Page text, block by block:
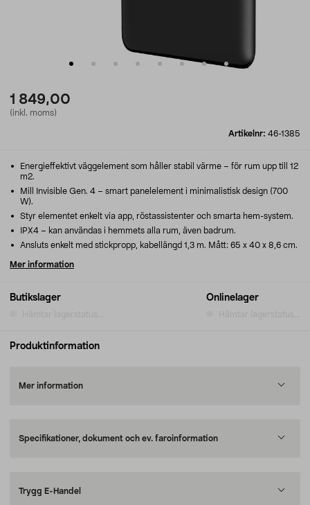
1 849,00
(inkl. moms)
Artikelnr: 46-1385
Butikslager Onlinelager
Energieffektivt väggelement som håller stabil värme – för rum upp till 12
m2.
Mill Invisible Gen. 4 – smart panelelement i minimalistisk design (700
W).
Styr elementet enkelt via app, röstassistenter och smarta hem-system.
IPX4 – kan användas i hemmets alla rum, även badrum.
Ansluts enkelt med stickpropp, kabellängd 1,3 m. Mått: 65 x 40 x 8,6 cm.
Mer information
Produktinformation
Mer information
Specifikationer, dokument och ev. faroinformation
Trygg E-Handel